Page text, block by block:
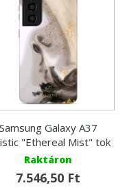
Samsung Galaxy A37
"Ethereal Mist" tok
Raktáron
7.546,50 Ft